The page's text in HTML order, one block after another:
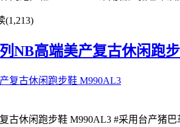
(1,213)
NB高端美产复古休闲跑
古休闲跑步鞋 M990AL3 #采用台产猪